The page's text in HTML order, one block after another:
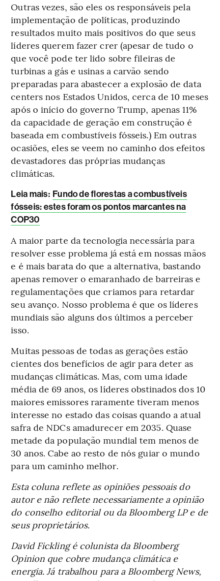
Outras vezes, são eles os responsáveis pela
implementação de políticas, produzindo
resultados muito mais positivos do que seus
líderes querem fazer crer (apesar de tudo o
que você pode ter lido sobre fileiras de
turbinas a gás e usinas a carvão sendo
preparadas para abastecer a explosão de data
centers nos Estados Unidos, cerca de 10 meses
após o início do governo Trump, apenas 11%
da capacidade de geração em construção é
baseada em combustíveis fósseis.) Em outras
ocasiões, eles se veem no caminho dos efeitos
devastadores das próprias mudanças
climáticas.
Leia mais: Fundo de florestas a combustíveis
fósseis: estes foram os pontos marcantes na
COP30
A maior parte da tecnologia necessária para
resolver esse problema já está em nossas mãos
e é mais barata do que a alternativa, bastando
apenas remover o emaranhado de barreiras e
regulamentações que criamos para retardar
seu avanço. Nosso problema é que os líderes
mundiais são alguns dos últimos a perceber
isso.
Muitas pessoas de todas as gerações estão
cientes dos benefícios de agir para deter as
mudanças climáticas. Mas, com uma idade
média de 69 anos, os líderes obstinados dos 10
maiores emissores raramente tiveram menos
interesse no estado das coisas quando a atual
safra de NDCs amadurecer em 2035. Quase
metade da população mundial tem menos de
30 anos. Cabe ao resto de nós guiar o mundo
para um caminho melhor.
Esta coluna reflete as opiniões pessoais do
autor e não reflete necessariamente a opinião
do conselho editorial ou da Bloomberg LP e de
seus proprietários.
David Fickling é colunista da Bloomberg
Opinion que cobre mudança climática e
energia. Já trabalhou para a Bloomberg News,